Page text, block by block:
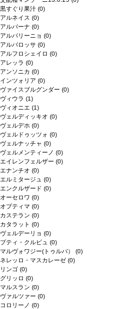
黒すぐり果汁 (0)
アルネイス (0)
アルバーナ (0)
アルバリーニョ (0)
アルバロッサ (0)
アルフロシェイロ (0)
アレッラ (0)
アンソニカ (0)
インツォリア (0)
ヴァイスブルグンダー (0)
ヴィウラ (1)
ヴィオニエ (1)
ヴェルディッキオ (0)
ヴェルデホ (0)
ヴェルドゥッツォ (0)
ヴェルナッチャ (0)
ヴェルメンティーノ (0)
エイレンフェルザー (0)
エナンチオ (0)
エルミタージュ (0)
エンクルザード (0)
オーセロワ (0)
オプティマ (0)
カステラン (0)
カタラット (0)
ヴェルデーリョ (0)
プティ・クルビュ (0)
マルヴォワジー(トゥルバ） (0)
ネレッロ・マスカレーゼ (0)
リンゴ (0)
グリッロ (0)
マルスラン (0)
ヴァルツァー (0)
コロリーノ (0)